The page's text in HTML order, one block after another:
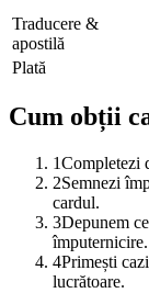
Traducere &
apostilă
Plată
Cum obții
1Completezi
2Semnezi
cardul.
3Depunem
împuternicire.
4Primești
lucrătoare.